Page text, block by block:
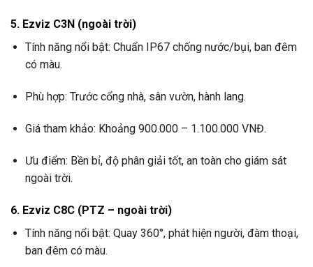
5. Ezviz C3N (ngoài trời)
Tính năng nổi bật: Chuẩn IP67 chống nước/bụi, ban đêm
có màu.
Phù hợp: Trước cổng nhà, sân vườn, hành lang.
Giá tham khảo: Khoảng 900.000 – 1.100.000 VNĐ.
Ưu điểm: Bền bỉ, độ phân giải tốt, an toàn cho giám sát
ngoài trời.
6. Ezviz C8C (PTZ – ngoài trời)
Tính năng nổi bật: Quay 360°, phát hiện người, đàm thoại,
ban đêm có màu.